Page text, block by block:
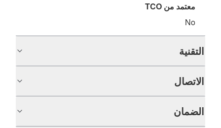
معتمد من TCO
No
التقنية
الاتصال
الضمان